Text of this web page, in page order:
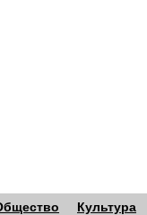
Культура